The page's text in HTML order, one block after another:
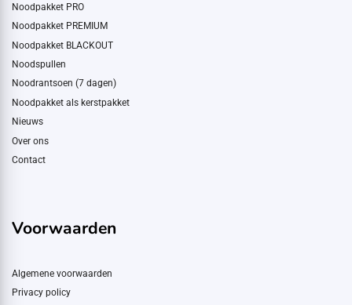
Noodpakket PRO
Noodpakket PREMIUM
Noodpakket BLACKOUT
Noodspullen
Noodrantsoen (7 dagen)
Noodpakket als kerstpakket
Nieuws
Over ons
Contact
Voorwaarden
Algemene voorwaarden
Privacy policy